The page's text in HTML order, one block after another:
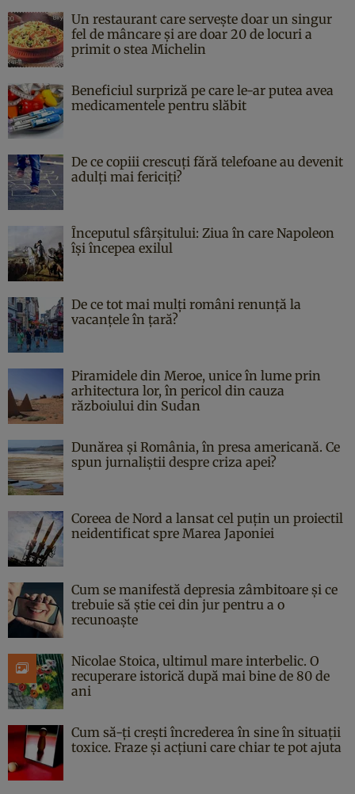
Un restaurant care servește doar un singur
fel de mâncare și are doar 20 de locuri a
primit o stea Michelin
Beneficiul surpriză pe care le-ar putea avea
medicamentele pentru slăbit
De ce copiii crescuți fără telefoane au devenit
adulți mai fericiți?
Începutul sfârşitului: Ziua în care Napoleon
îşi începea exilul
De ce tot mai mulți români renunță la
vacanțele în țară?
Piramidele din Meroe, unice în lume prin
arhitectura lor, în pericol din cauza
războiului din Sudan
Dunărea și România, în presa americană. Ce
spun jurnaliștii despre criza apei?
Coreea de Nord a lansat cel puțin un proiectil
neidentificat spre Marea Japoniei
Cum se manifestă depresia zâmbitoare și ce
trebuie să știe cei din jur pentru a o
recunoaște
Nicolae Stoica, ultimul mare interbelic. O
recuperare istorică după mai bine de 80 de
ani
Cum să-ți crești încrederea în sine în situații
toxice. Fraze și acțiuni care chiar te pot ajuta